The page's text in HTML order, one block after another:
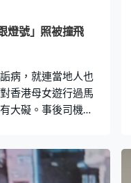
燈號」照被撞飛
病，就連當地人也
香港母女遊行過馬
大礙。事後司機辯
人綠燈」時過馬
車直接撞上。走在